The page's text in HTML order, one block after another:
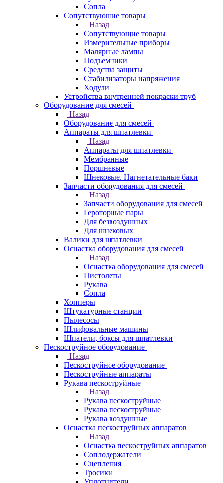
Сопла
Сопутствующие товары
Назад
Сопутствующие товары
Измерительные приборы
Малярные лампы
Подъемники
Средства защиты
Стабилизаторы напряжения
Ходули
Устройства внутренней покраски труб
Оборудование для смесей
Назад
Оборудование для смесей
Аппараты для шпатлевки
Назад
Аппараты для шпатлевки
Мембранные
Поршневые
Шнековые. Нагнетательные баки
Запчасти оборудования для смесей
Назад
Запчасти оборудования для смесей
Героторные пары
Для безвоздушных
Для шнековых
Валики для шпатлевки
Оснастка оборудования для смесей
Назад
Оснастка оборудования для смесей
Пистолеты
Рукава
Сопла
Хопперы
Штукатурные станции
Пылесосы
Шлифовальные машины
Шпатели, боксы для шпатлевки
Пескоструйное оборудование
Назад
Пескоструйное оборудование
Пескоструйные аппараты
Рукава пескоструйные
Назад
Рукава пескоструйные
Рукава пескоструйные
Рукава воздушные
Оснастка пескоструйных аппаратов
Назад
Оснастка пескоструйных аппаратов
Соплодержатели
Сцепления
Тросики
Уплотнители